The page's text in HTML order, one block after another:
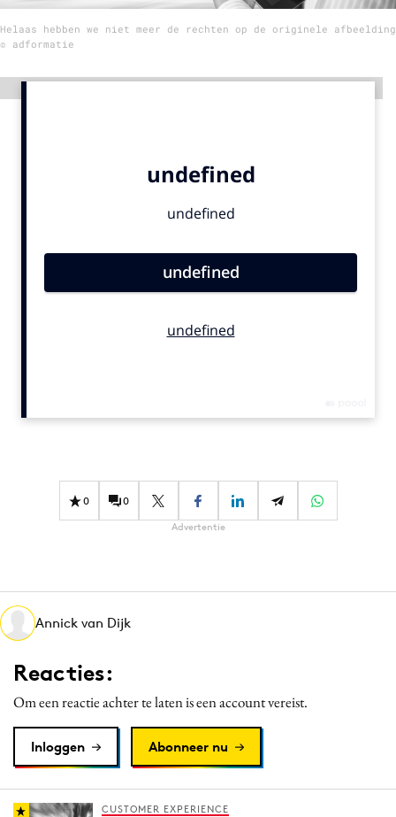
Adverteren
Events
Carriere
Design
Diversiteit
Effectiviteit
Martech
Media
Merkstrategie
Purpose Marketing
Reputatie & crisis
Helaas hebben we niet meer de rechten op de originele afbeelding
© adformatie
0 0
Advertentie
Annick van Dijk
Reacties:
Om een reactie achter te laten is een account vereist.
Inloggen Abonneer nu
CUSTOMER EXPERIENCE